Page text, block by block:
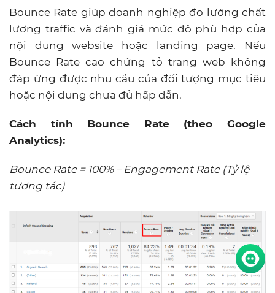
Bounce Rate giúp doanh nghiệp đo lường chất
lượng traffic và đánh giá mức độ phù hợp của
nội dung website hoặc landing page. Nếu
Bounce Rate cao chứng tỏ trang web không
đáp ứng được nhu cầu của đối tượng mục tiêu
hoặc nội dung chưa đủ hấp dẫn.
Cách tính Bounce Rate (theo Google
Analytics):
Bounce Rate = 100% – Engagement Rate (Tỷ lệ
tương tác)